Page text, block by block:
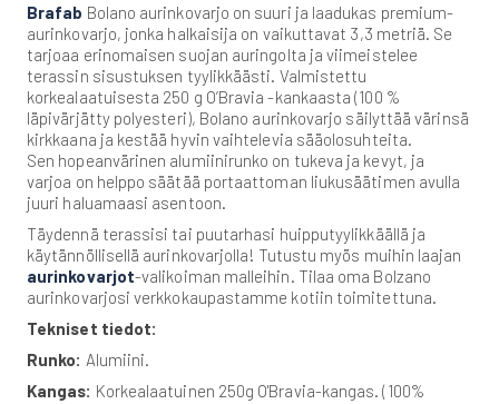
Brafab Bolano aurinkovarjo on suuri ja laadukas premium-
aurinkovarjo, jonka halkaisija on vaikuttavat 3,3 metriä. Se
tarjoaa erinomaisen suojan auringolta ja viimeistelee
terassin sisustuksen tyylikkäästi. Valmistettu
korkealaatuisesta 250 g O’Bravia -kankaasta (100 %
läpivärjätty polyesteri), Bolano aurinkovarjo säilyttää värinsä
kirkkaana ja kestää hyvin vaihtelevia sääolosuhteita.
Sen hopeanvärinen alumiinirunko on tukeva ja kevyt, ja
varjoa on helppo säätää portaattoman liukusäätimen avulla
juuri haluamaasi asentoon.
Täydennä terassisi tai puutarhasi huipputyylikkäällä ja
käytännöllisellä aurinkovarjolla! Tutustu myös muihin laajan
aurinkovarjot-valikoiman malleihin. Tilaa oma Bolzano
aurinkovarjosi verkkokaupastamme kotiin toimitettuna.
Tekniset tiedot:
Runko: Alumiini.
Kangas: Korkealaatuinen 250g O'Bravia-kangas. (100%